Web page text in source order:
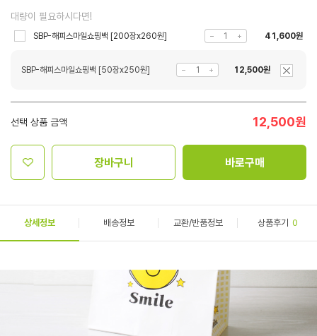
대량이 필요하시다면!
SBP-해피스마일쇼핑백 [200장x260원] 41,600원
SBP-해피스마일쇼핑백 [50장x250원] 12,500원
선택 상품 금액 12,500원
장바구니 바로구매
상세정보 배송정보 교환/반품정보 상품후기 0